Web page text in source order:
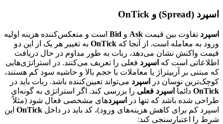
اسپرد (Spread) و OnTick
اسپرد تفاوت بین قیمت Ask و Bid است و منعکس‌کننده هزینه اولیه
ورود به معامله است. از آنجا که OnTick به تغییر هر یک از این دو
قیمت واکنش نشان می‌دهد، ربات به طور مداوم در حال دریافت
اطلاعاتی است که اسپرد فعلی را تعریف می‌کنند. در استراتژی‌هایی
که مبتنی بر آربیتراژ یا معاملات با حجم بالا و حاشیه سود کم هستند،
کوچک‌ترین نوسان در
اسپرد می‌تواند تعیین‌کننده باشد. ربات باید در
OnTick دائماً اسپرد فعلی را بررسی کند. اگر استراتژی به گونه‌ای
طراحی شده باشد که تنها در
اسپردهای مشخصی فعال شود (مثلاً
اسپرد کم برای کاهش هزینه‌های ورود)، کد باید در داخل OnTick این
شرط را اعتبارسنجی کند: